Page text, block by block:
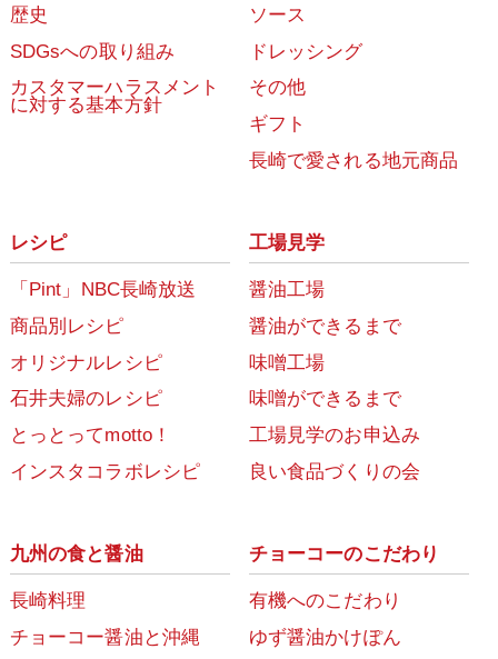
歴史
SDGsへの取り組み
カスタマーハラスメント
に対する基本方針
ソース
ドレッシング
その他
ギフト
長崎で愛される地元商品
レシピ
「Pint」NBC長崎放送
商品別レシピ
オリジナルレシピ
石井夫婦のレシピ
とっとってmotto！
インスタコラボレシピ
工場見学
醤油工場
醤油ができるまで
味噌工場
味噌ができるまで
工場見学のお申込み
良い食品づくりの会
九州の食と醤油
長崎料理
チョーコー醤油と沖縄
チョーコーのこだわり
有機へのこだわり
ゆず醤油かけぽん